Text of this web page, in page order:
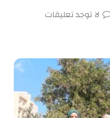
لا توجد تعليقات